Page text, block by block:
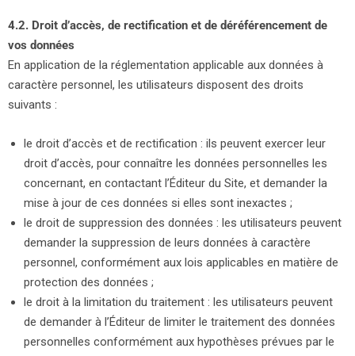
4.2. Droit d’accès, de rectification et de déréférencement de
vos données
En application de la réglementation applicable aux données à
caractère personnel, les utilisateurs disposent des droits
suivants :
le droit d’accès et de rectification : ils peuvent exercer leur
droit d’accès, pour connaître les données personnelles les
concernant, en contactant l’Éditeur du Site, et demander la
mise à jour de ces données si elles sont inexactes ;
le droit de suppression des données : les utilisateurs peuvent
demander la suppression de leurs données à caractère
personnel, conformément aux lois applicables en matière de
protection des données ;
le droit à la limitation du traitement : les utilisateurs peuvent
de demander à l’Éditeur de limiter le traitement des données
personnelles conformément aux hypothèses prévues par le